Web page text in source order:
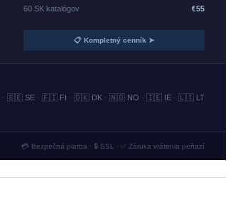
60 SK katalógov €55
📋 Kompletný cenník ➤
· 🇸🇪 SE · 🇫🇮 FI · 🇩🇰 DK · 🇳🇴 NO · 🇮🇪 IE · 🇱🇹 LT
💳 Bezpečná platba · 🔒 SSL · ✅ Záruka vrátenia peňazí